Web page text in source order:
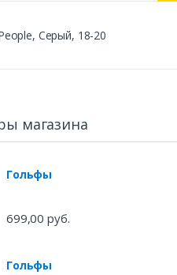
Серый, 18-20
магазина
Гольфы
699,00 руб.
Гольфы